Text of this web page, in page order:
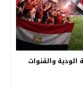
والقنوات